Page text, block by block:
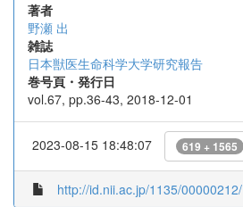
著者
野瀬 出
雑誌
日本獣医生命科学大学研究報告
巻号頁・発行日
vol.67, pp.36-43, 2018-12-01
2023-08-15 18:48:07 619 + 1565
http://id.nii.ac.jp/1135/00000212/